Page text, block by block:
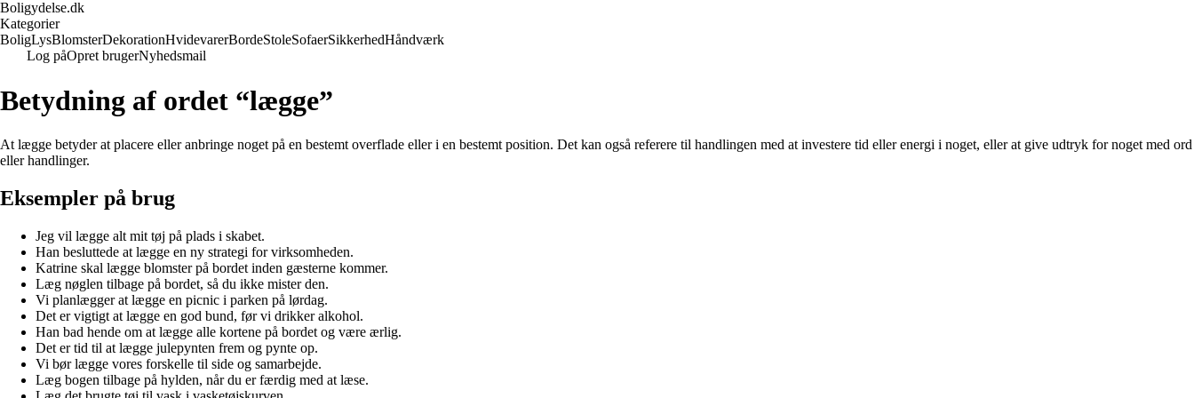
Boligydelse.dk
Kategorier
BoligLysBlomsterDekorationHvidevarerBordeStoleSofaerSikkerhedHåndværk
Log påOpret brugerNyhedsmail
Betydning af ordet “lægge”
At lægge betyder at placere eller anbringe noget på en bestemt overflade eller i en bestemt position. Det kan også referere til handlingen med at investere tid eller energi i noget, eller at give udtryk for noget med ord
eller handlinger.
Eksempler på brug
Jeg vil lægge alt mit tøj på plads i skabet.
Han besluttede at lægge en ny strategi for virksomheden.
Katrine skal lægge blomster på bordet inden gæsterne kommer.
Læg nøglen tilbage på bordet, så du ikke mister den.
Vi planlægger at lægge en picnic i parken på lørdag.
Det er vigtigt at lægge en god bund, før vi drikker alkohol.
Han bad hende om at lægge alle kortene på bordet og være ærlig.
Det er tid til at lægge julepynten frem og pynte op.
Vi bør lægge vores forskelle til side og samarbejde.
Læg bogen tilbage på hylden, når du er færdig med at læse.